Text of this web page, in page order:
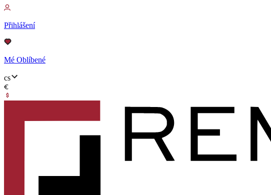
Přihlášení
Mé Oblíbené
cs